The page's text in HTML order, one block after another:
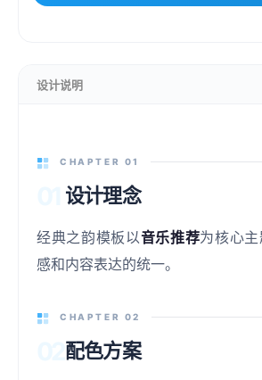
设计说明
CHAPTER 01
设计理念
经典之韵模板以音乐推荐为核心
感和内容表达的统一。
CHAPTER 02
配色方案